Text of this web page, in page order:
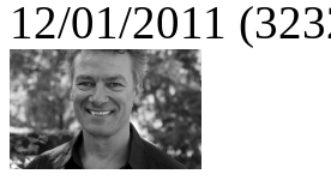
12/01/2011